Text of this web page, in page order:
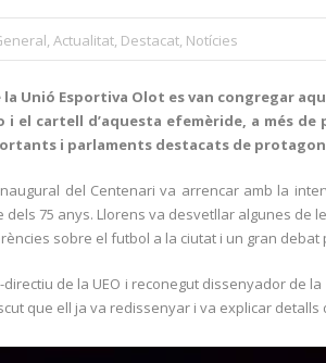
Actualitat Destacat Notícies
la Unió Esportiva Olot es van congregar
cartell d’aquesta efemèride, a més de
i parlaments destacats de
del Centenari va arrencar amb la
dels 75 anys. Llorens va desvetllar algunes
sobre el futbol a la ciutat i un gran
directiu de la UEO i reconegut dissenyador
que ell ja va redissenyar i va explicar